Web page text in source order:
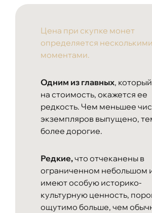
Цена при скупке монет
определяется несколькими
моментами.
Одним из главных,
на стоимость, окажется ее
редкость. Чем меньшее
экземпляров выпущено,
более дорогие.
Редкие,что отчеканены в
ограниченном небольшом
имеют особую историко-
культурную ценность,
ощутимо больше, чем